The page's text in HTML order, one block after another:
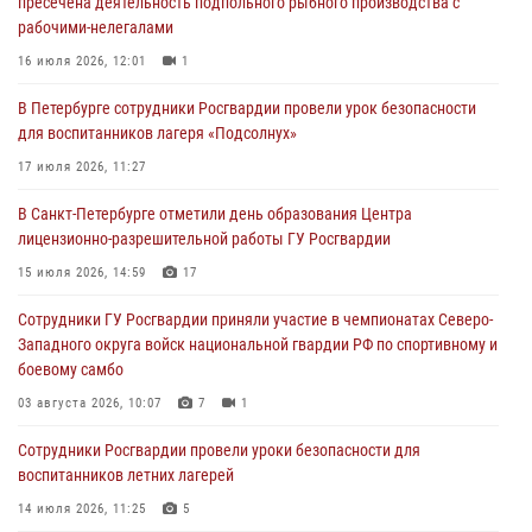
хулигана, стрелявшего из пускового устройства рядом с жилыми
домами
06 августа 2026, 11:36
Сотрудники и военнослужащие Росгвардии обеспечили
правопорядок при проведении матча "Зенит" - "Балтика"
06 августа 2026, 07:30
В Выборгском районе наряд Росгвардии обнаружил
разыскиваемый преступный автотранспорт
05 августа 2026, 12:25 2
Петербургские росгвардейцы обнаружили объявленный в розыск
автомобиль, ранее использовавшийся при совершении кражи в
Ленобласти
04 августа 2026, 14:05
рабочими-нелегалами
16 июля 2026, 12:01 1
В Петербурге сотрудники Росгвардии провели урок безопасности
для воспитанников лагеря «Подсолнух»
17 июля 2026, 11:27
В Санкт-Петербурге отметили день образования Центра
лицензионно-разрешительной работы ГУ Росгвардии
15 июля 2026, 14:59 17
Сотрудники ГУ Росгвардии приняли участие в чемпионатах Северо-
Западного округа войск национальной гвардии РФ по спортивному и
боевому самбо
03 августа 2026, 10:07 7 1
Сотрудники Росгвардии провели уроки безопасности для
воспитанников летних лагерей
14 июля 2026, 11:25 5